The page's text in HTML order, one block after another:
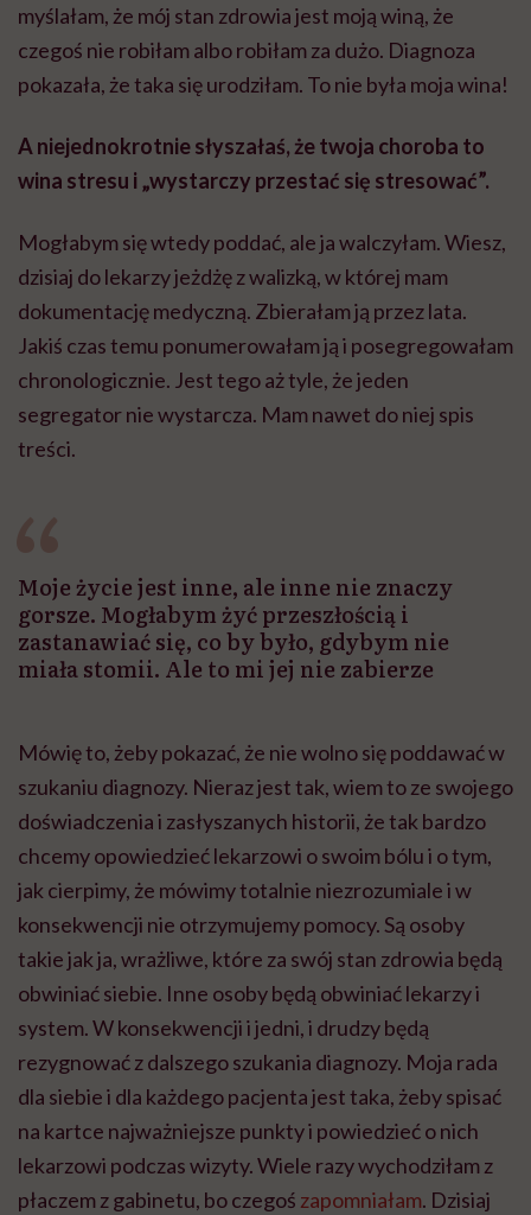
myślałam, że mój stan zdrowia jest moją winą, że
czegoś nie robiłam albo robiłam za dużo. Diagnoza
pokazała, że taka się urodziłam. To nie była moja wina!
A niejednokrotnie słyszałaś, że twoja choroba to
wina stresu i „wystarczy przestać się stresować”.
Mogłabym się wtedy poddać, ale ja walczyłam. Wiesz,
dzisiaj do lekarzy jeżdżę z walizką, w której mam
dokumentację medyczną. Zbierałam ją przez lata.
Jakiś czas temu ponumerowałam ją i posegregowałam
chronologicznie. Jest tego aż tyle, że jeden
segregator nie wystarcza. Mam nawet do niej spis
treści.
Moje życie jest inne, ale inne nie znaczy
gorsze. Mogłabym żyć przeszłością i
zastanawiać się, co by było, gdybym nie
miała stomii. Ale to mi jej nie zabierze
Mówię to, żeby pokazać, że nie wolno się poddawać w
szukaniu diagnozy. Nieraz jest tak, wiem to ze swojego
doświadczenia i zasłyszanych historii, że tak bardzo
chcemy opowiedzieć lekarzowi o swoim bólu i o tym,
jak cierpimy, że mówimy totalnie niezrozumiale i w
konsekwencji nie otrzymujemy pomocy. Są osoby
takie jak ja, wrażliwe, które za swój stan zdrowia będą
obwiniać siebie. Inne osoby będą obwiniać lekarzy i
system. W konsekwencji i jedni, i drudzy będą
rezygnować z dalszego szukania diagnozy. Moja rada
dla siebie i dla każdego pacjenta jest taka, żeby spisać
na kartce najważniejsze punkty i powiedzieć o nich
lekarzowi podczas wizyty. Wiele razy wychodziłam z
płaczem z gabinetu, bo czegoś zapomniałam. Dzisiaj